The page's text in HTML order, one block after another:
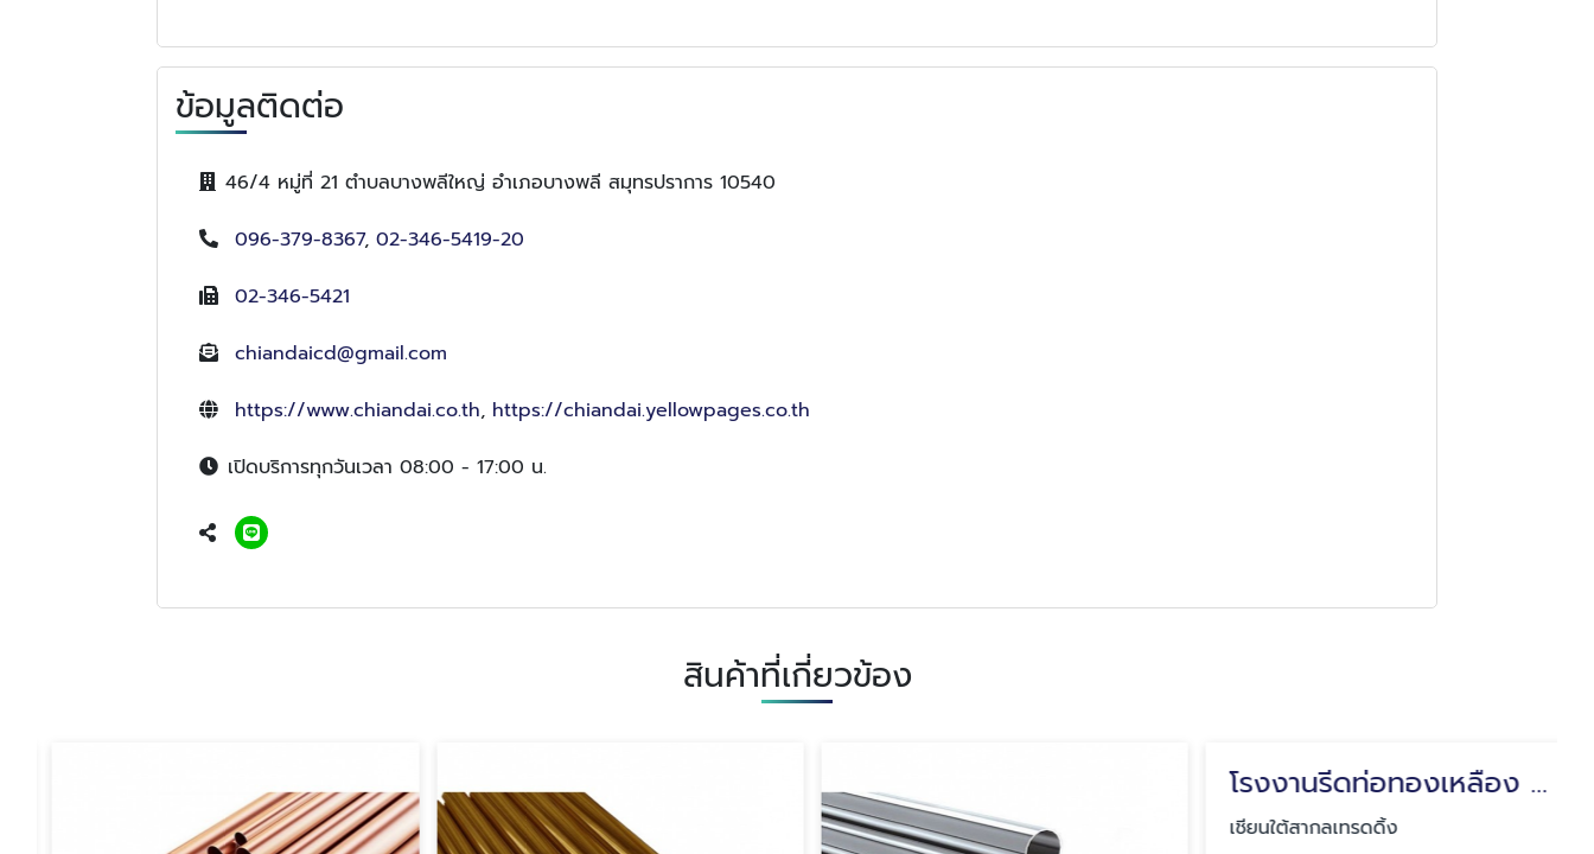
ข้อมูลติดต่อ
46/4 หมู่ที่ 21 ตำบลบางพลีใหญ่ อำเภอบางพลี สมุทรปราการ 10540
096-379-8367, 02-346-5419-20
02-346-5421
chiandaicd@gmail.com
https://www.chiandai.co.th, https://chiandai.yellowpages.co.th
เปิดบริการทุกวันเวลา 08:00 - 17:00 น.
สินค้าที่เกี่ยวข้อง